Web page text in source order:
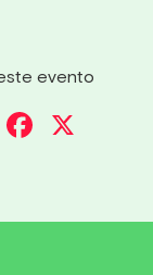
evento
Telegram
Facebook